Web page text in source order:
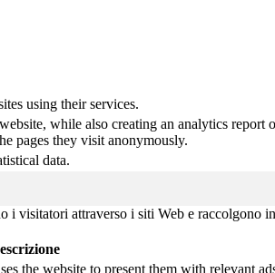
using their services.
while also creating an analytics report
pages they visit anonymously.
data.
visitatori attraverso i siti Web e raccolgono
the website to present them with relevant